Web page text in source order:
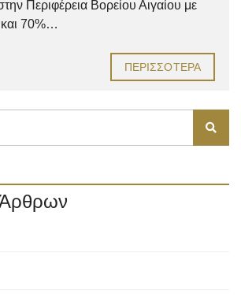
Περιφέρεια Βορείου Αιγαίου με
70%…
ΠΕΡΙΣΣΌΤΕΡΑ
Άρθρων